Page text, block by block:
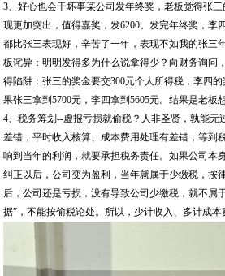
3、好心也会干坏事某公司发年终奖，老板觉得张
现更加突出，值得嘉奖，发6200。发完年终奖，李
都比张三表现好，辛苦了一年，表现不如我的张三
板诧异：明明发得多为什么说拿得少？向财务询问
得陷阱：张三的奖金要交300元个人所得税，李四
果张三拿到5700元，李四拿到5605元。结果是老板
4、税务筹划--虚报亏损就偷税？人非圣贤，孰能无
差错，平时收入核算、成本费用处理有差错，等到
响到当年的利润，就要承担税务责任。如果公司本
纠正以后，公司变为盈利，当年就属于少缴税，按
后，公司还是亏损，没有导致公司少缴税，就不属
据”，不能按偷税论处。所以，少计收入、多计成本